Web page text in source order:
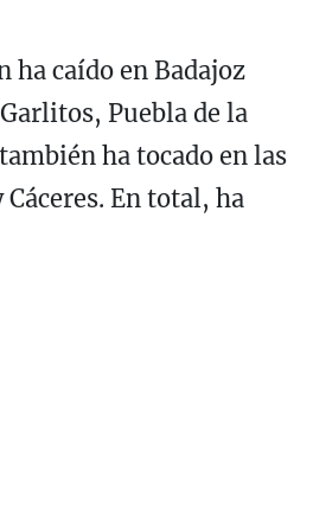
caído en Badajoz
Puebla de la
ha tocado en las
En total, ha